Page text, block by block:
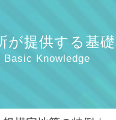
が提供する基
Basic Knowledge